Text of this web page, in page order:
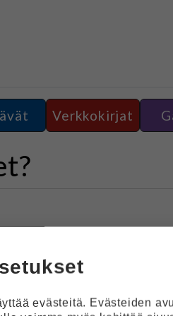
Verkkokirjat
tunteet? -tehtävässä
evästeitä. Evästeiden